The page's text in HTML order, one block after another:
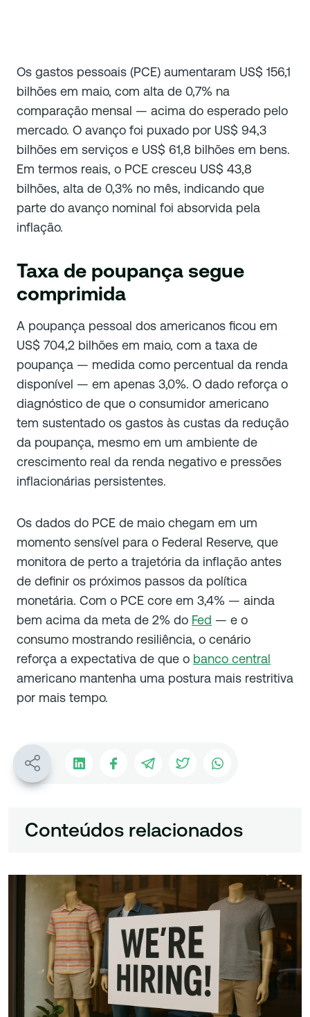
Os gastos pessoais (PCE) aumentaram US$ 156,1
bilhões em maio, com alta de 0,7% na
comparação mensal — acima do esperado pelo
mercado. O avanço foi puxado por US$ 94,3
bilhões em serviços e US$ 61,8 bilhões em bens.
Em termos reais, o PCE cresceu US$ 43,8
bilhões, alta de 0,3% no mês, indicando que
parte do avanço nominal foi absorvida pela
inflação.
Taxa de poupança segue
comprimida
A poupança pessoal dos americanos ficou em
US$ 704,2 bilhões em maio, com a taxa de
poupança — medida como percentual da renda
disponível — em apenas 3,0%. O dado reforça o
diagnóstico de que o consumidor americano
tem sustentado os gastos às custas da redução
da poupança, mesmo em um ambiente de
crescimento real da renda negativo e pressões
inflacionárias persistentes.
Os dados do PCE de maio chegam em um
momento sensível para o Federal Reserve, que
monitora de perto a trajetória da inflação antes
de definir os próximos passos da política
monetária. Com o PCE core em 3,4% — ainda
bem acima da meta de 2% do Fed — e o
consumo mostrando resiliência, o cenário
reforça a expectativa de que o banco central
americano mantenha uma postura mais restritiva
por mais tempo.
Conteúdos relacionados